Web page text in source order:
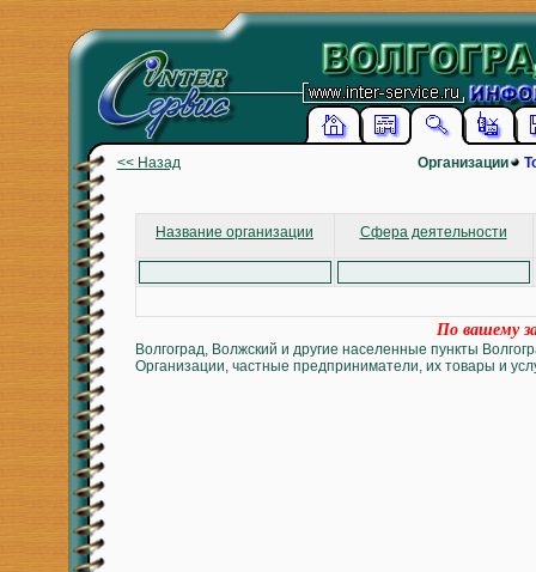
<< Назад Организации
Название организации Сфера деятельности
По вашему
Волгоград, Волжский и другие населенные пункты
Организации, частные предприниматели, их товары и